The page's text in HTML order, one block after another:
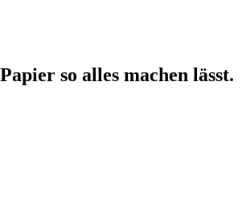
so alles machen lässt.